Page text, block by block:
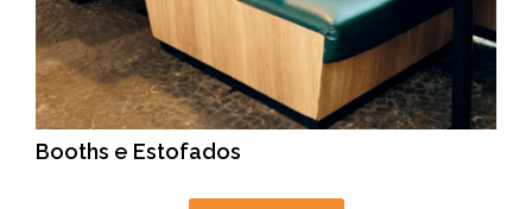
Booths e Estofados